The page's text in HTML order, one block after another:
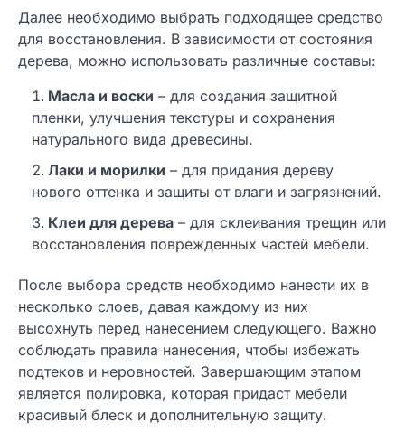
Далее необходимо выбрать подходящее средство
для восстановления. В зависимости от состояния
дерева, можно использовать различные составы:
Масла и воски – для создания защитной
пленки, улучшения текстуры и сохранения
натурального вида древесины.
Лаки и морилки – для придания дереву
нового оттенка и защиты от влаги и загрязнений.
Клеи для дерева – для склеивания трещин или
восстановления поврежденных частей мебели.
После выбора средств необходимо нанести их в
несколько слоев, давая каждому из них
высохнуть перед нанесением следующего. Важно
соблюдать правила нанесения, чтобы избежать
подтеков и неровностей. Завершающим этапом
является полировка, которая придаст мебели
красивый блеск и дополнительную защиту.